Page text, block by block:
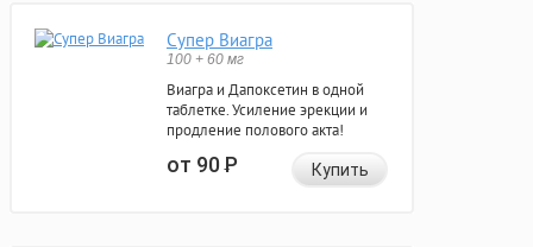
Супер Виагра
100 + 60 мг
Виагра и Дапоксетин в одной
таблетке. Усиление эрекции и
продление полового акта!
от 90Р Купить